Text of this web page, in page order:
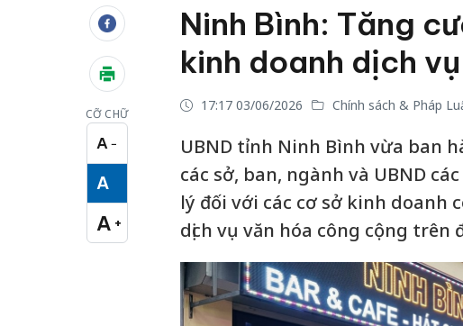
CỠ CHỮ
A −
Cỡ chữ nhỏ
A
Cỡ chữ vừa
A +
Cỡ chữ lớn
Ninh Bình: Tăng
kinh doanh dịch
17:17 03/06/2026 Chính sách & Pháp
UBND tỉnh Ninh Bình vừa ban
các sở, ban, ngành và UBND
lý đối với các cơ sở kinh doanh
dịch vụ văn hóa công cộng trên